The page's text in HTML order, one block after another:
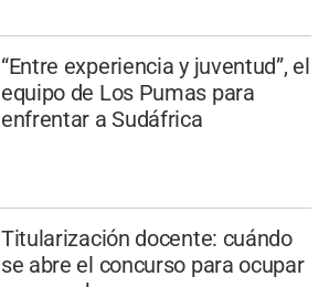
“Entre experiencia y juventud”, el
equipo de Los Pumas para
enfrentar a Sudáfrica
Titularización docente: cuándo
se abre el concurso para ocupar